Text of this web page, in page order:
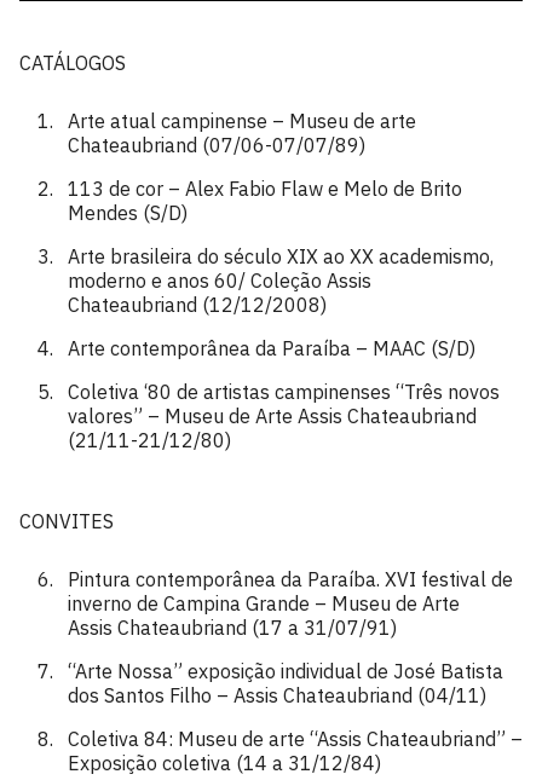
CATÁLOGOS
Arte atual campinense – Museu de arte
Chateaubriand (07/06-07/07/89)
113 de cor – Alex Fabio Flaw e Melo de Brito
Mendes (S/D)
Arte brasileira do século XIX ao XX academismo,
moderno e anos 60/ Coleção Assis
Chateaubriand (12/12/2008)
Arte contemporânea da Paraíba – MAAC (S/D)
Coletiva ‘80 de artistas campinenses “Três novos
valores” – Museu de Arte Assis Chateaubriand
(21/11-21/12/80)
CONVITES
Pintura contemporânea da Paraíba. XVI festival de
inverno de Campina Grande – Museu de Arte
Assis Chateaubriand (17 a 31/07/91)
“Arte Nossa” exposição individual de José Batista
dos Santos Filho – Assis Chateaubriand (04/11)
Coletiva 84: Museu de arte “Assis Chateaubriand” –
Exposição coletiva (14 a 31/12/84)